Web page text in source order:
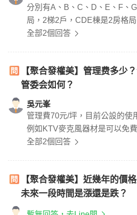
分別有A、B、C、D、E、F、
局，2梯2戶，CDE棟是2房格
3房格局，2梯2戶
全部2個回答
【聚合發權美】管理费多少
管委会如何？
吳元峯
管理費70元/坪，目前公設的使
例如KTV麥克風器材是可以免
要額外付清潔費，每個公設的
全部2個回答
【聚合發權美】近幾年的價
未來一段時間是漲還是跌？